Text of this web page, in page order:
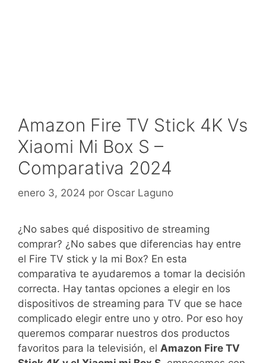
Amazon Fire TV Stick 4K Vs
Xiaomi Mi Box S –
Comparativa 2024
enero 3, 2024 por Oscar Laguno
¿No sabes qué dispositivo de streaming
comprar? ¿No sabes que diferencias hay entre
el Fire TV stick y la mi Box? En esta
comparativa te ayudaremos a tomar la decisión
correcta. Hay tantas opciones a elegir en los
dispositivos de streaming para TV que se hace
complicado elegir entre uno y otro. Por eso hoy
queremos comparar nuestros dos productos
favoritos para la televisión, el Amazon Fire TV